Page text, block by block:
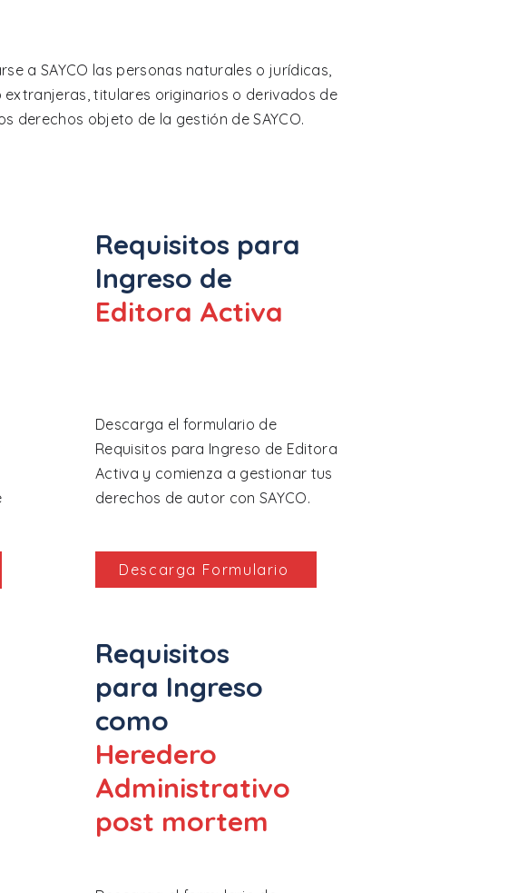
a SAYCO las personas naturales o jurídicas,
extranjeras, titulares originarios o derivados de
derechos objeto de la gestión de SAYCO.
Requisitos para
Ingreso de
Editora Activa
Descarga el formulario de
Requisitos para Ingreso de Editora
Activa y comienza a gestionar tus
derechos de autor con SAYCO.
Descarga Formulario
Requisitos
para Ingreso
como
Heredero
Administrativo
post mortem